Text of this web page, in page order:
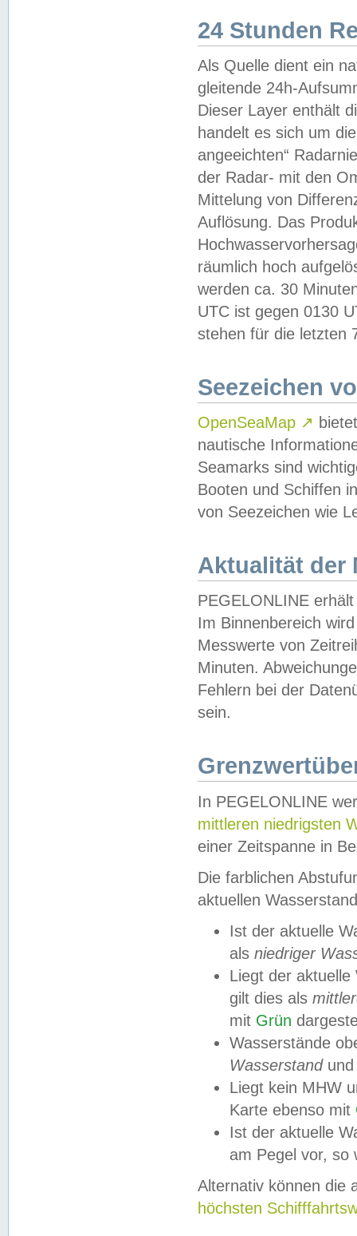
24 Stunden
Als Quelle dient ein
gleitende 24h-
Dieser Layer enthält
handelt es sich um
angeeichten“
der Radar- mit den
Mittelung von
Auflösung. Das
räumlich hoch
werden ca. 30
UTC ist gegen 0130
stehen für die letzten
Seezeichen
OpenSeaMap ↗
nautische
Seamarks sind
Booten und Schiffen
von Seezeichen wie
Aktualität der
PEGELONLINE
Im Binnenbereich
Messwerte von
Minuten.
Fehlern bei der
sein.
In PEGELONLINE
mittleren niedrigsten
einer Zeitspanne in
Die farblichen
aktuellen
Ist der aktuelle
als niedriger
Liegt der
gilt dies als
mit Grün
Wasserstände
Wasserstandund
Liegt kein MHW
Karte ebenso mit
Ist der aktuelle
am Pegel vor,
Alternativ können die
höchsten